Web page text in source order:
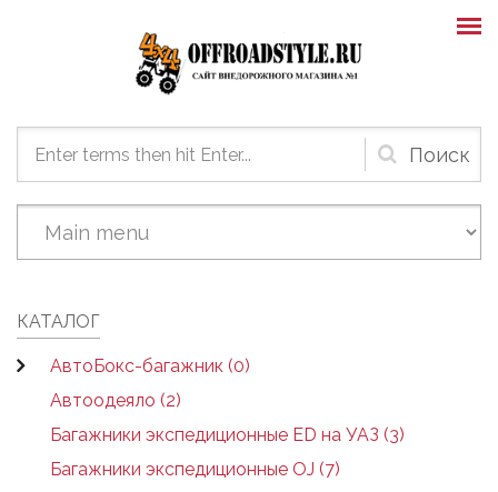
Форма
поиска
КАТАЛОГ
АвтоБокс-багажник (0)
Автоодеяло (2)
Багажники экспедиционные ED на УАЗ (3)
Багажники экспедиционные OJ (7)